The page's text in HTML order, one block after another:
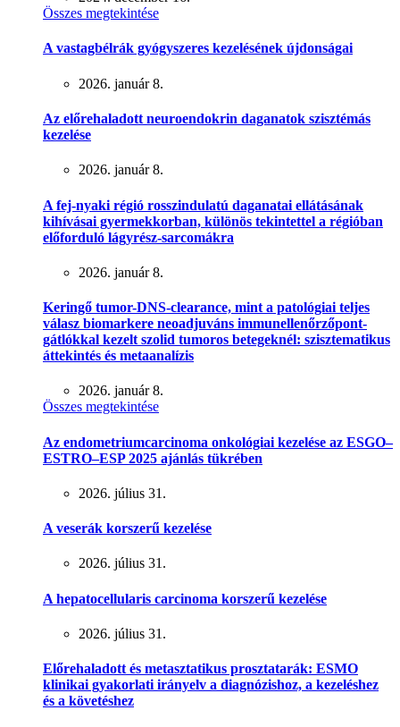
Összes megtekintése
A vastagbélrák gyógyszeres kezelésének újdonságai
2026. január 8.
Az előrehaladott neuroendokrin daganatok szisztémás
kezelése
2026. január 8.
A fej-nyaki régió rosszindulatú daganatai ellátásának
kihívásai gyermekkorban, különös tekintettel a régióban
előforduló lágyrész-sarcomákra
2026. január 8.
Keringő tumor-DNS-clearance, mint a patológiai teljes
válasz biomarkere neoadjuváns immunellenőrzőpont-
gátlókkal kezelt szolid tumoros betegeknél: szisztematikus
áttekintés és metaanalízis
2026. január 8.
Összes megtekintése
Az endometriumcarcinoma onkológiai kezelése az ESGO–
ESTRO–ESP 2025 ajánlás tükrében
2026. július 31.
A veserák korszerű kezelése
2026. július 31.
A hepatocellularis carcinoma korszerű kezelése
2026. július 31.
Előrehaladott és metasztatikus prosztatarák: ESMO
klinikai gyakorlati irányelv a diagnózishoz, a kezeléshez
és a követéshez